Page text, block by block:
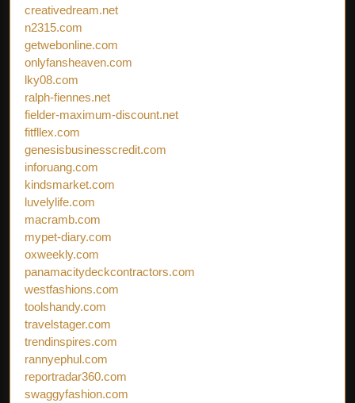
creativedream.net
n2315.com
getwebonline.com
onlyfansheaven.com
lky08.com
ralph-fiennes.net
fielder-maximum-discount.net
fitfllex.com
genesisbusinesscredit.com
inforuang.com
kindsmarket.com
luvelylife.com
macramb.com
mypet-diary.com
oxweekly.com
panamacitydeckcontractors.com
westfashions.com
toolshandy.com
travelstager.com
trendinspires.com
rannyephul.com
reportradar360.com
swaggyfashion.com